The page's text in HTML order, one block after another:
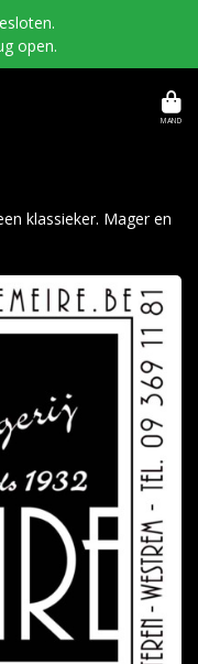
open.
MAND
klassieker. Mager en